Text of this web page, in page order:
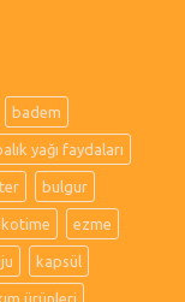
badem
yağı faydaları
bulgur
ezme
kapsül
ürünleri